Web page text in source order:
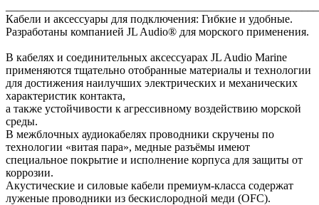
Кабели и аксессуары для подключения: Гибкие и удобные.
Разработаны компанией JL Audio® для морского применения.
В кабелях и соединительных аксессуарах JL Audio Marine
применяются тщательно отобранные материалы и технологии
для достижения наилучших электрических и механических
характеристик контакта,
а также устойчивости к агрессивному воздействию морской
среды.
В межблочных аудиокабелях проводники скручены по
технологии «витая пара», медные разъёмы имеют
специальное покрытие и исполнение корпуса для защиты от
коррозии.
Акустические и силовые кабели премиум-класса содержат
луженые проводники из бескислородной меди (OFC).